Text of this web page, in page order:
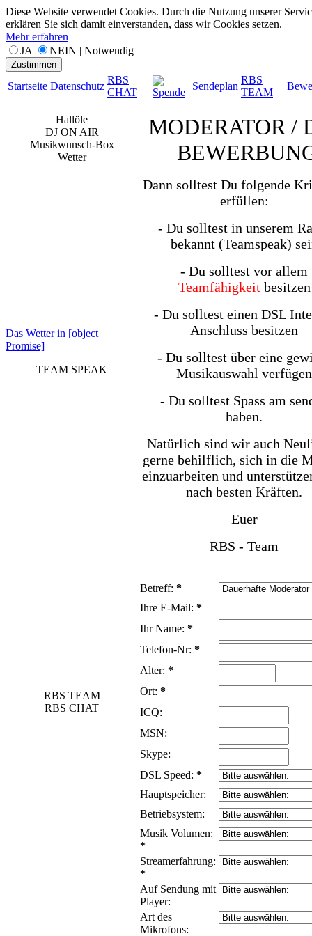
Diese Website verwendet Cookies. Durch die Nutzung unserer
erklären Sie sich damit einverstanden, dass wir Cookies setzen.
Mehr erfahren
JA
NEIN | Notwendig
Zustimmen
Startseite Datenschutz
RBS
CHAT
Spende
Sendeplan
RBS
TEAM
Hallöle
DJ ON AIR
Musikwunsch-Box
Wetter
Das Wetter in [object
Promise]
TEAM SPEAK
RBS TEAM
RBS CHAT
MODERATOR /
Dann solltest Du folgende
erfüllen:
- Du solltest in unserem
bekannt (Teamspeak)
- Du solltest vor allem
Teamfähigkeitbesitzen
- Du solltest einen DSL
Anschluss besitzen
- Du solltest über eine
Musikauswahl verfügen
- Du solltest Spass am
haben.
Natürlich sind wir auch
gerne behilflich, sich in die
einzuarbeiten und
nach besten Kräften.
Euer
RBS - Team
Betreff: *
Ihre E-Mail: *
Ihr Name: *
Telefon-Nr: *
Alter: *
Ort: *
ICQ:
MSN:
Skype:
DSL Speed: *
Hauptspeicher:
Betriebsystem:
Musik Volumen:
*
Streamerfahrung:
*
Auf Sendung mit
Player:
Art des
Mikrofons: